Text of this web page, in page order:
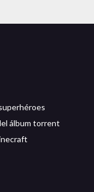
álbum torrent